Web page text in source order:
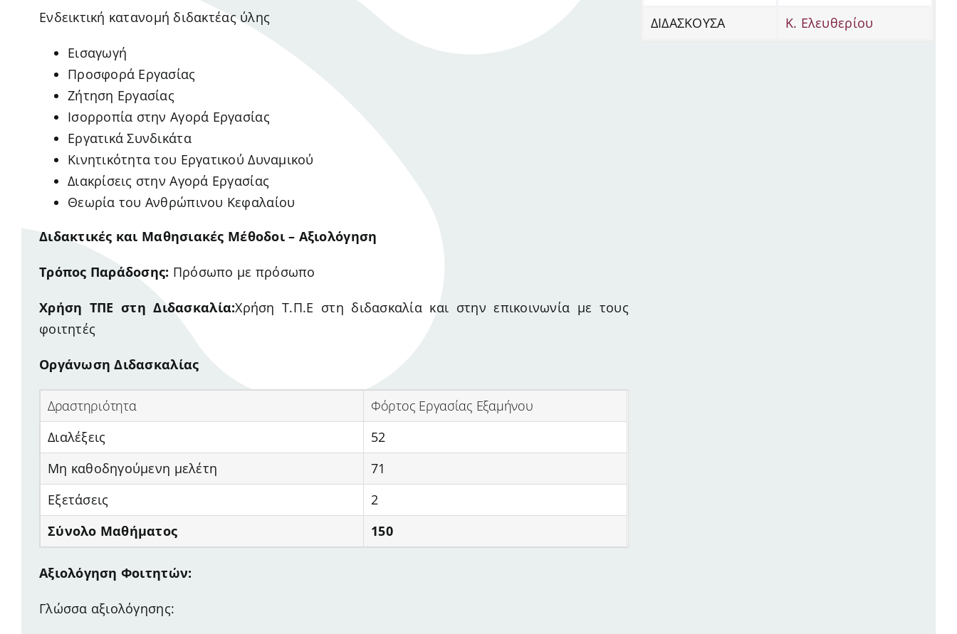
Ενδεικτική κατανομή διδακτέας ύλης
Εισαγωγή
Προσφορά Εργασίας
Ζήτηση Εργασίας
Ισορροπία στην Αγορά Εργασίας
Εργατικά Συνδικάτα
Κινητικότητα του Εργατικού Δυναμικού
Διακρίσεις στην Αγορά Εργασίας
Θεωρία του Ανθρώπινου Κεφαλαίου
Διδακτικές και Μαθησιακές Μέθοδοι – Αξιολόγηση
Τρόπος Παράδοσης: Πρόσωπο με πρόσωπο
Χρήση ΤΠΕ στη Διδασκαλία:Χρήση Τ.Π.Ε στη διδασκαλία και στην επικοινωνία με τους
φοιτητές
Οργάνωση Διδασκαλίας
Δραστηριότητα
Φόρτος Εργασίας Εξαμήνου
Διαλέξεις
52
Μη καθοδηγούμενη μελέτη
71
Εξετάσεις
2
Σύνολο Μαθήματος
150
Αξιολόγηση Φοιτητών:
Γλώσσα αξιολόγησης:
ΔΙΔΑΣΚΟΥΣΑ Κ. Ελευθερίου